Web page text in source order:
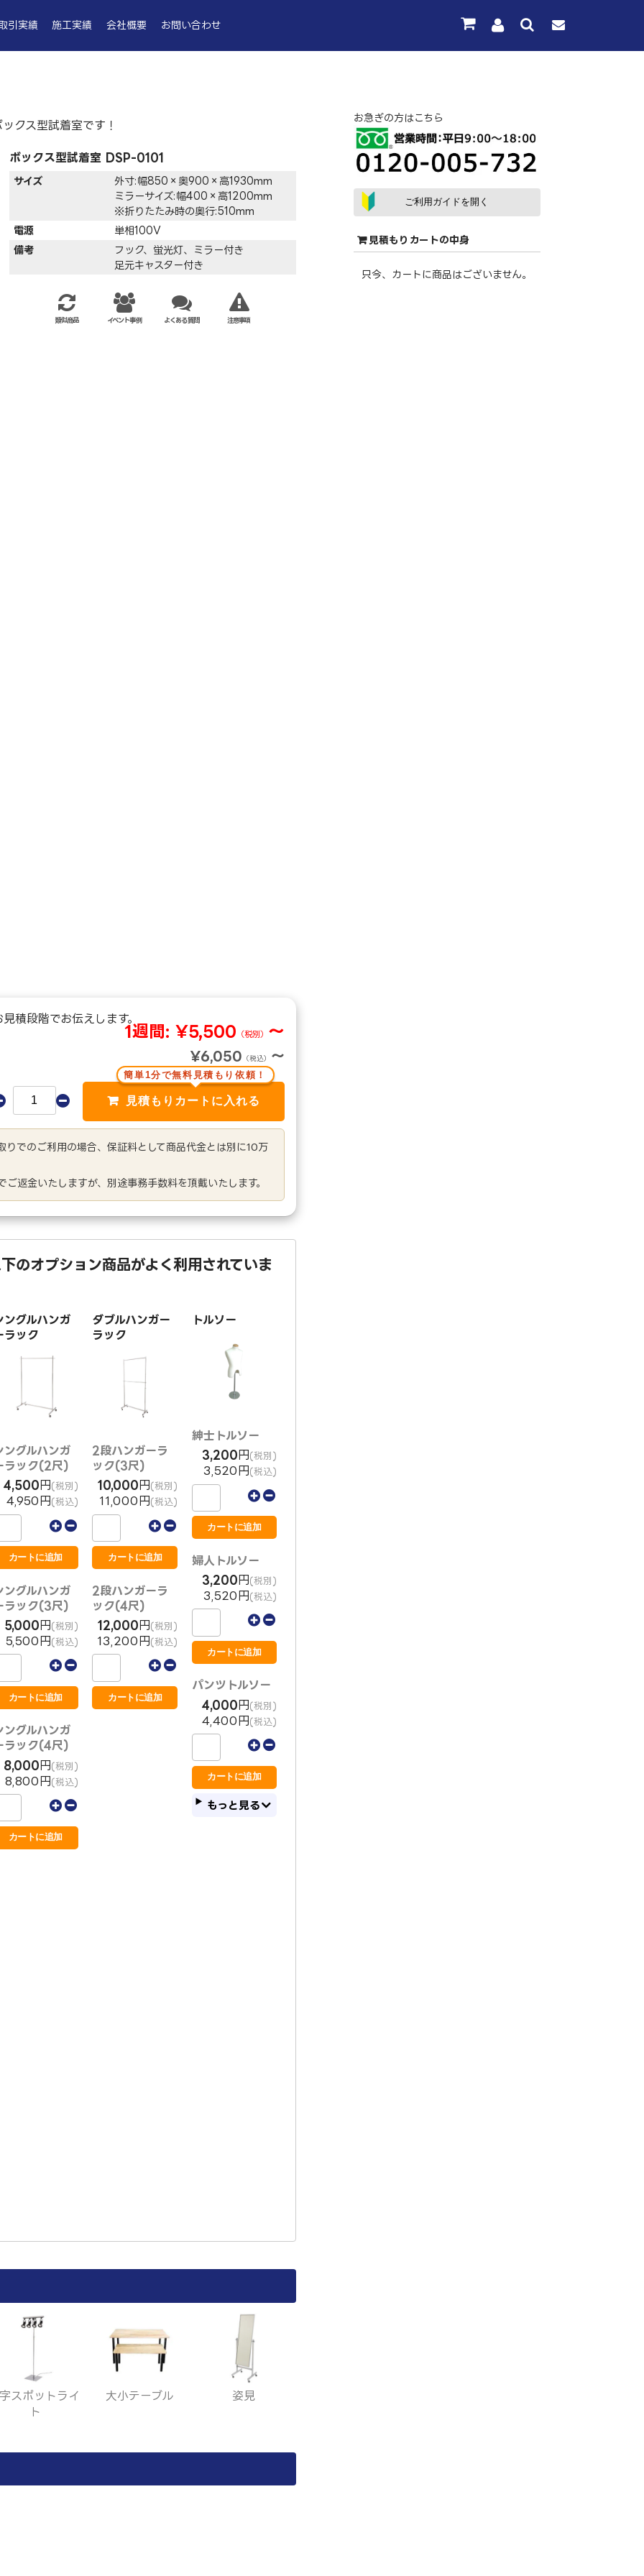
引実績 施工実績 会社概要 お問い合わせ
クス型試着室です！
ボックス型試着室 DSP-0101
サイズ
外寸:幅850×奥900×高1930mm
ミラーサイズ:幅400×高1200mm
※折りたたみ時の奥行:510mm
電源
単相100V
備考
フック、蛍光灯、ミラー付き
足元キャスター付き
類似商品 イベント事例 よくある質問 注意事項
積段階でお伝えします。
1週間:¥5,500 （税別） ～
¥6,050 （税込） ～
簡単1分で無料見積もり依頼！
でのご利用の場合、保証料として商品代金とは別に10万
返金いたしますが、別途事務手数料を頂戴いたします。
のオプション商品がよく利用されていま
ングルハンガ
ラック
ングルハンガ
ラック(2尺)
4,500 円 (税別)
4,950円 (税込)
ングルハンガ
ラック(3尺)
5,000 円 (税別)
5,500円 (税込)
ングルハンガ
ラック(4尺)
8,000 円 (税別)
8,800円 (税込)
ダブルハンガー
ラック
2段ハンガーラ
ック(3尺)
10,000 円 (税別)
11,000円 (税込)
2段ハンガーラ
ック(4尺)
12,000 円 (税別)
13,200円 (税込)
トルソー
紳士トルソー
3,200 円 (税別)
3,520円 (税込)
婦人トルソー
3,200 円 (税別)
3,520円 (税込)
パンツトルソー
4,000 円 (税別)
4,400円 (税込)
もっと見る
スポットライ
ト
大小テーブル 姿見
お急ぎの方はこちら
ご利用ガイドを開く
見積もりカートの中身
只今、カートに商品はございません。